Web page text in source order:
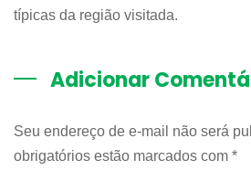
típicas da região visitada.
Adicionar
Seu endereço de e-mail não será
obrigatórios estão marcados com *